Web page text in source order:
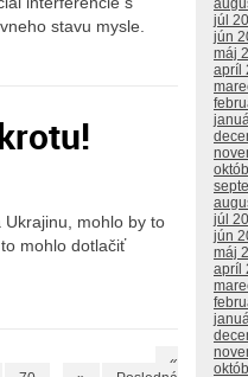
stavu mysle.
mohlo by to
mohlo dotlačiť
«
júl
jún
máj
apríl
júl
jún
máj
apríl